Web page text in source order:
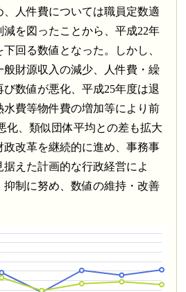
人件費については職員定数適
を図ったことから、平成22年
回る数値となった。しかし、
財源収入の減少、人件費・繰
数値が悪化、平成25年度は退
費等物件費の増加等により前
化、類似団体平均との差も拡大
政改革を継続的に進め、事務事
えた計画的な行政経営によ
抑制に努め、数値の維持・改善